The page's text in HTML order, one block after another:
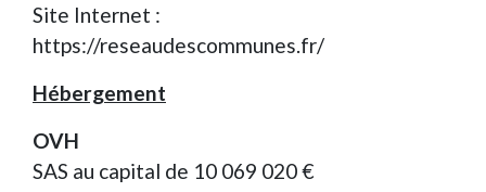
Site Internet :
https://reseaudescommunes.fr/
Hébergement
OVH
SAS au capital de 10 069 020 €